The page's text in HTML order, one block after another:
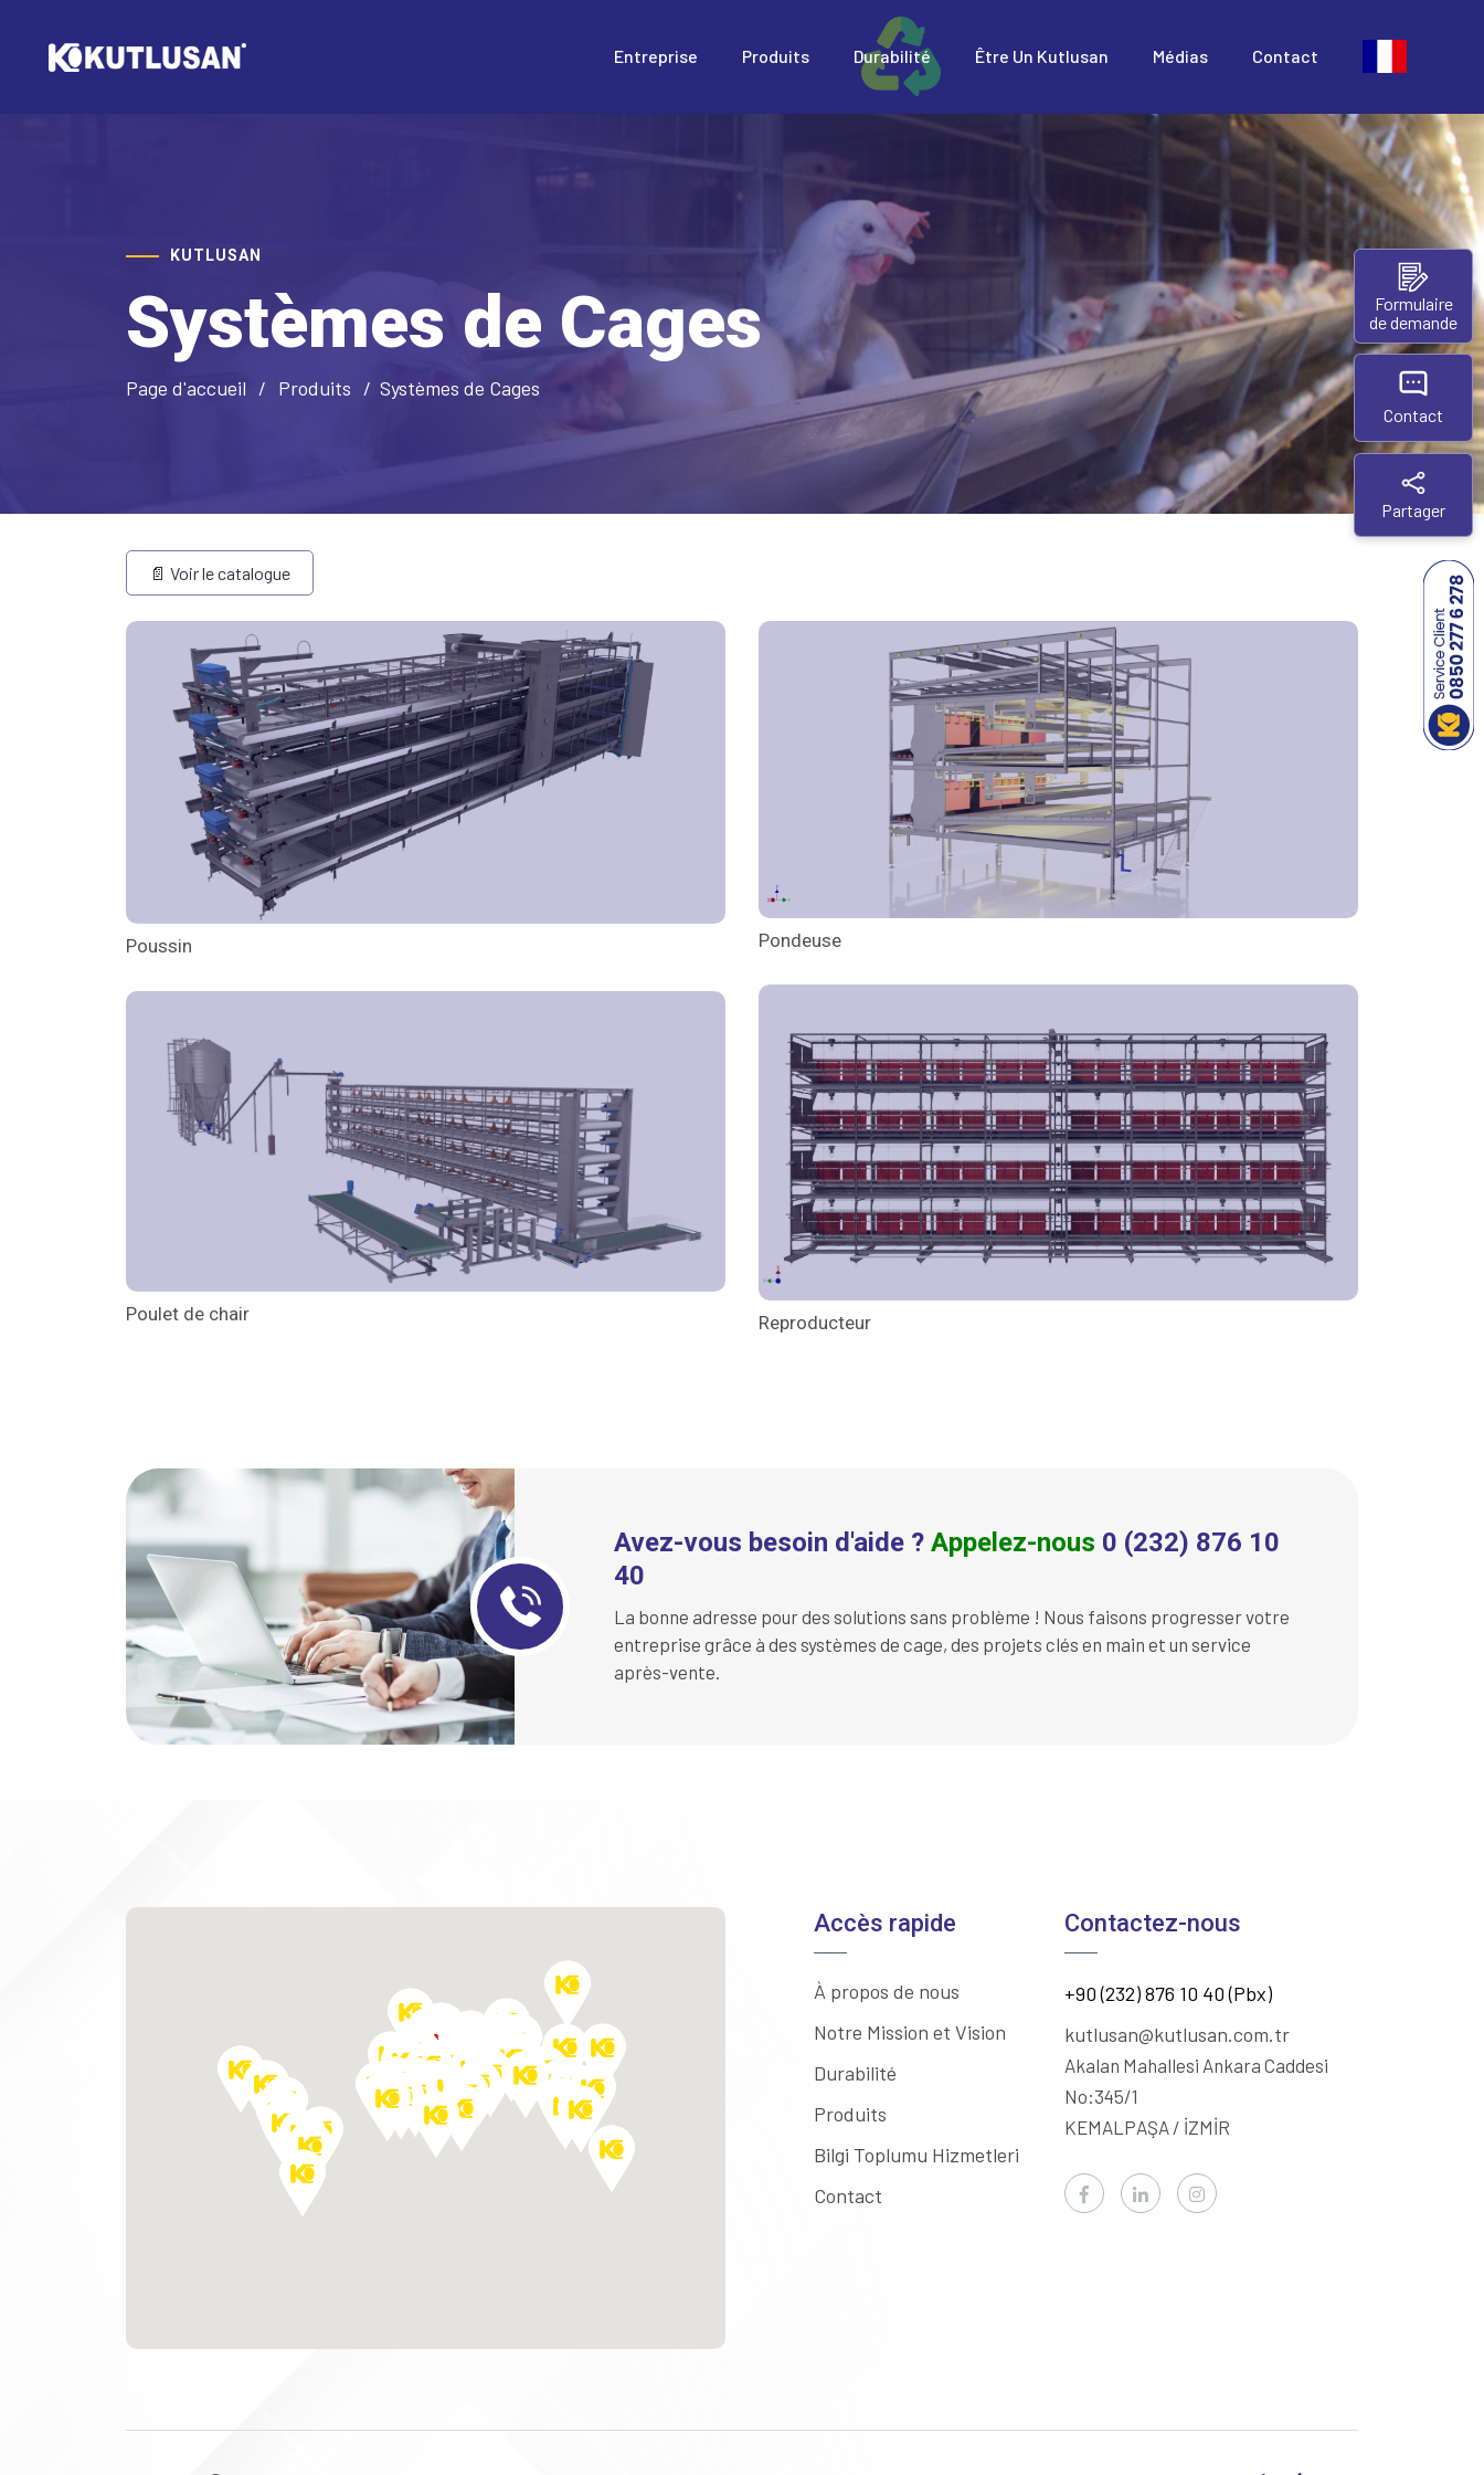
Entreprise Produits Durabilité Être Un Kutlusan Médias Contact
KUTLUSAN
Systèmes de Cages
Page d'accueil Produits Systèmes de Cages
📄 Voir le catalogue
Poussin Pondeuse
Reproducteur
Poulet de chair
Avez-vous besoin d'aide ? Appelez-nous 0 (232) 876 10
40
La bonne adresse pour des solutions sans problème ! Nous faisons progresser votre
entreprise grâce à des systèmes de cage, des projets clés en main et un service
après-vente.
Accès rapide
À propos de nous
Notre Mission et Vision
Durabilité
Produits
Bilgi Toplumu Hizmetleri
Contact
Contactez-nous
+90 (232) 876 10 40 (Pbx)
kutlusan@kutlusan.com.tr
Akalan Mahallesi Ankara Caddesi
No:345/1
KEMALPAŞA / İZMİR
Formulaire
de demande
Contact
Partager